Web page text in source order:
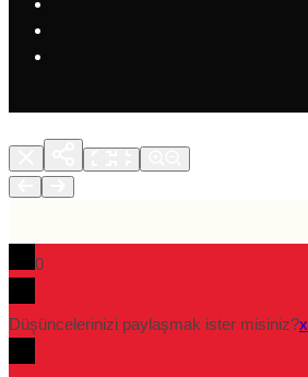
0
Düşüncelerinizi paylaşmak ister misiniz?x